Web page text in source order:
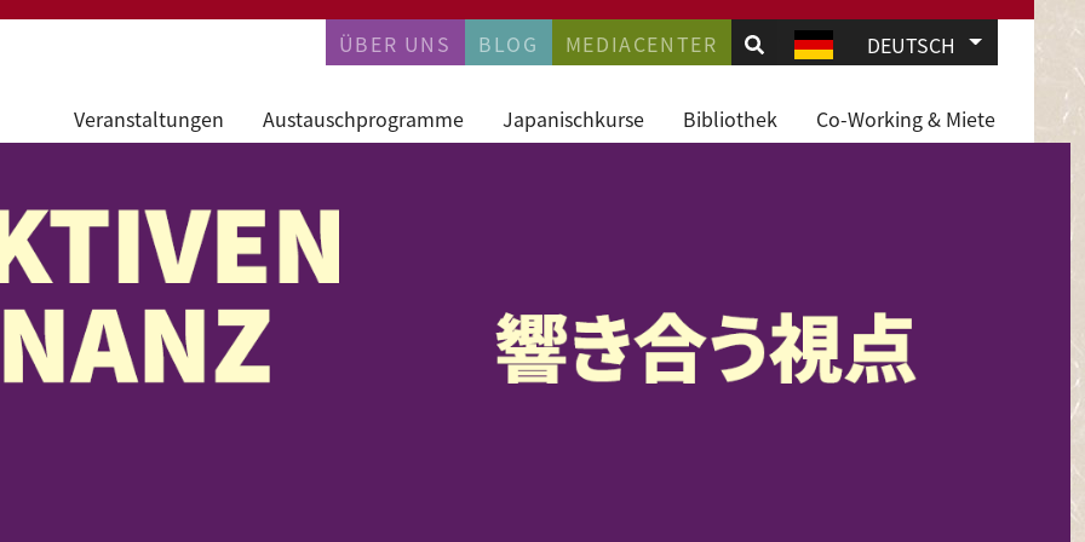
PERMANENTNAVIGATION
ÜBER UNS BLOG MEDIACENTER DEUTSCH Weitere
Veranstaltungen Austauschprogramme Japanischkurse Bibliothek Co-Working & Miete